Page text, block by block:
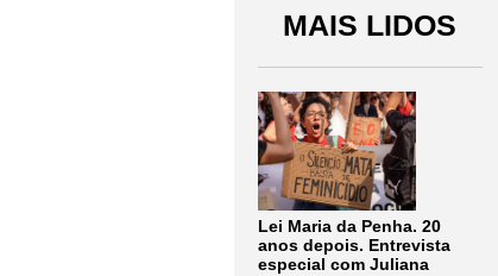
MAIS LIDOS
Lei Maria da Penha. 20
anos depois. Entrevista
especial com Juliana